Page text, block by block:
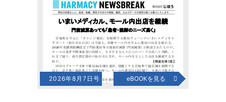
2026年8月7日号 eBOOKを見る